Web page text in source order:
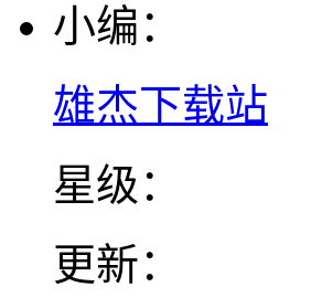
小编：
雄杰下载站
星级：
更新：